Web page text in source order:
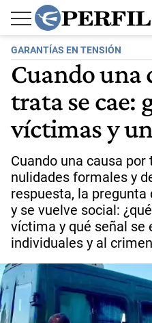
GARANTÍAS EN TENSIÓN
Cuando una
trata se cae:
víctimas y
Cuando una causa
nulidades formales y
respuesta, la
y se vuelve social:
víctima y qué señal se
individuales y al